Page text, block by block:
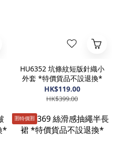
HU6352 坑條紋短版針織小
外套 *特價貨品不設退換*
HK$119.00
HK$399.00
🈹️特價🈹️